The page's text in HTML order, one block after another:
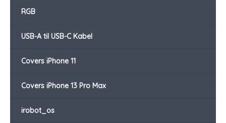
RGB
USB-A til USB-C Kabel
Covers iPhone 11
Covers iPhone 13 Pro Max
irobot_os